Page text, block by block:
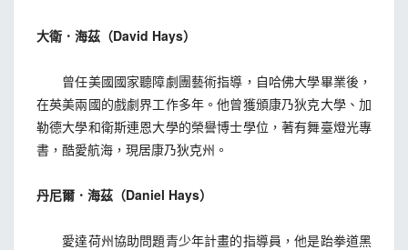
大衛．海茲（David Hays）
曾任美國國家聽障劇團藝術指導，自哈佛大學畢業後，
在英美兩國的戲劇界工作多年。他曾獲頒康乃狄克大學、加
勒德大學和衛斯連恩大學的榮譽博士學位，著有舞臺燈光專
書，酷愛航海，現居康乃狄克州。
丹尼爾．海茲（Daniel Hays）
愛達荷州協助問題青少年計畫的指導員，他是跆拳道黑